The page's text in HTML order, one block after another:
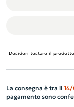
Desideri testare il
La consegna è tra il 14/
pagamento sono